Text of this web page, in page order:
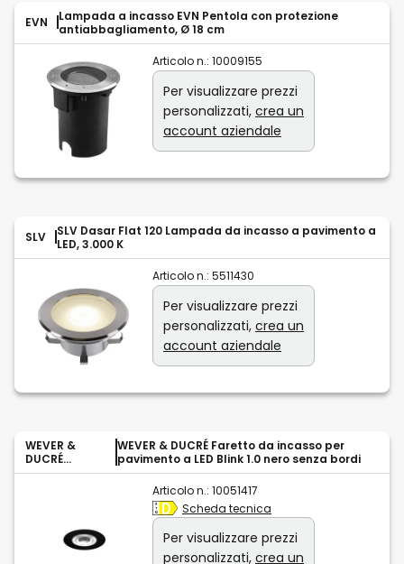
EVN
Lampada a incasso EVN Pentola con protezione
antiabbagliamento, Ø 18 cm
Articolo n.: 10009155
Per visualizzare prezzi
personalizzati, crea un
account aziendale
SLV
SLV Dasar Flat 120 Lampada da incasso a pavimento a
LED, 3.000 K
Articolo n.: 5511430
Per visualizzare prezzi
personalizzati, crea un
account aziendale
WEVER &
DUCRÉ
LIGHTING
WEVER & DUCRÉ Faretto da incasso per
pavimento a LED Blink 1.0 nero senza bordi
Articolo n.: 10051417
Scheda tecnica
Per visualizzare prezzi
personalizzati, crea un